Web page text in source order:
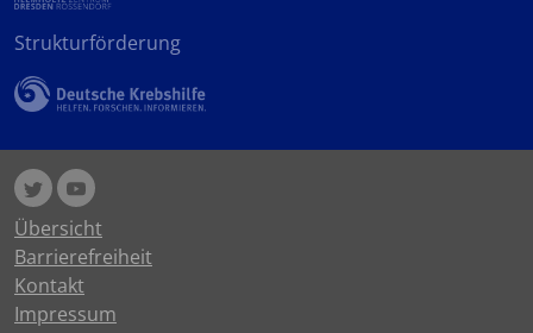
Strukturförderung
Übersicht
Barrierefreiheit
Kontakt
Impressum